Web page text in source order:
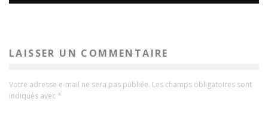
LAISSER UN COMMENTAIRE
Votre adresse e-mail ne sera pas publiée. Les champs obligatoires sont
indiqués avec *